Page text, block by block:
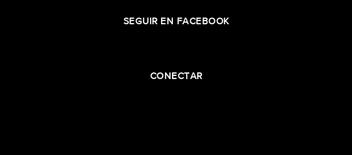
SEGUIR EN FACEBOOK
CONECTAR